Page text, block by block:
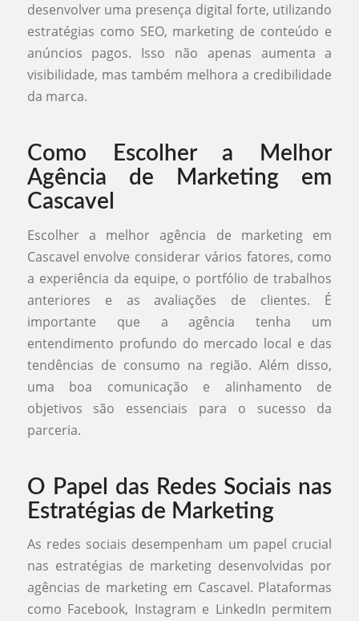
desenvolver uma presença digital forte, utilizando
estratégias como SEO, marketing de conteúdo e
anúncios pagos. Isso não apenas aumenta a
visibilidade, mas também melhora a credibilidade
da marca.
Como Escolher a Melhor
Agência de Marketing em
Cascavel
Escolher a melhor agência de marketing em
Cascavel envolve considerar vários fatores, como
a experiência da equipe, o portfólio de trabalhos
anteriores e as avaliações de clientes. É
importante que a agência tenha um
entendimento profundo do mercado local e das
tendências de consumo na região. Além disso,
uma boa comunicação e alinhamento de
objetivos são essenciais para o sucesso da
parceria.
O Papel das Redes Sociais nas
Estratégias de Marketing
As redes sociais desempenham um papel crucial
nas estratégias de marketing desenvolvidas por
agências de marketing em Cascavel. Plataformas
como Facebook, Instagram e LinkedIn permitem